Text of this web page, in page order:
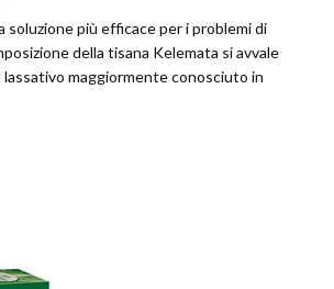
soluzione più efficace per i problemi di
della tisana Kelemata si avvale
lassativo maggiormente conosciuto in